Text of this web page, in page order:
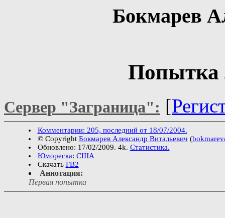
Бокмарев
Попытка
Сервер "Заграница": [
Комментарии: 205, последний от 18/07/2004.
© Copyright Бокмарев Александр Витальевич (
Обновлено: 17/02/2009. 4k. Статистика.
Юмореска: США
Скачать FB2
Аннотация:
Первая попытка